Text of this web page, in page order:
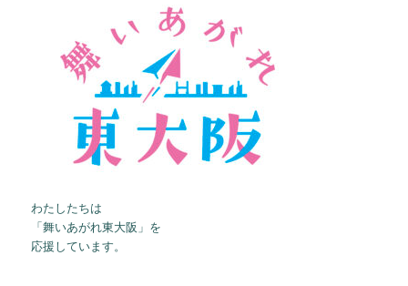
わたしたちは
「舞いあがれ東大阪」を
応援しています。